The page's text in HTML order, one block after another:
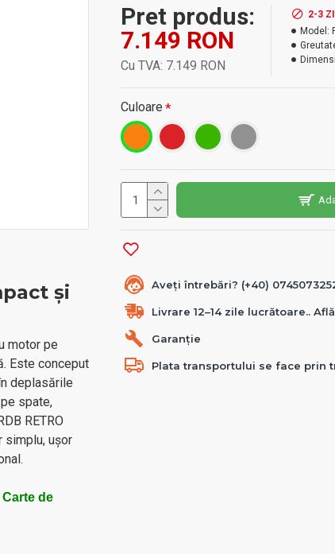
și
motor pe
Este conceput
deplasările
spate,
RETRO
simplu, ușor
de
Pret produs:
7.149 RON
Cu TVA: 7.149 RON
2-3
Model:
Culoare
Aveți întrebări? (+40)
Livrare 12–14 zile lucrătoare..
Garanție
Plata transportului se face prin